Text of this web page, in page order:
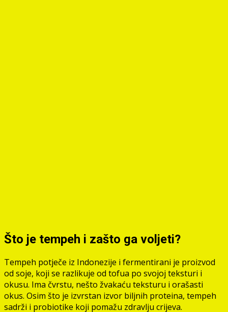
Što je tempeh i zašto ga voljeti?
Tempeh potječe iz Indonezije i fermentirani je proizvod
od soje, koji se razlikuje od tofua po svojoj teksturi i
okusu. Ima čvrstu, nešto žvakaću teksturu i orašasti
okus. Osim što je izvrstan izvor biljnih proteina, tempeh
sadrži i probiotike koji pomažu zdravlju crijeva.